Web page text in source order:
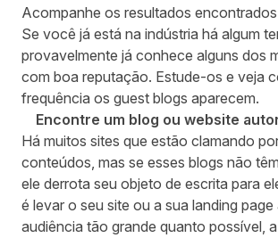
Acompanhe os resultados
Se você já está na indústria há algum
provavelmente já conhece alguns dos
com boa reputação. Estude-os e veja
frequência os guest blogs aparecem.
Encontre um blog ou website
Há muitos sites que estão clamando
conteúdos, mas se esses blogs não
ele derrota seu objeto de escrita para
é levar o seu site ou a sua landing page
audiência tão grande quanto possível,